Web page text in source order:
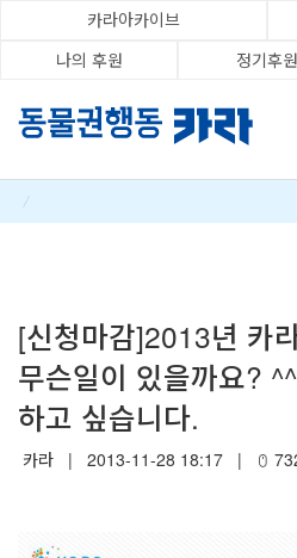
카라아카이브
나의 후원
정기후원
/
[신청마감]2013년 카
무슨일이 있을까요?
하고 싶습니다.
카라 | 2013-11-28 18:17 |